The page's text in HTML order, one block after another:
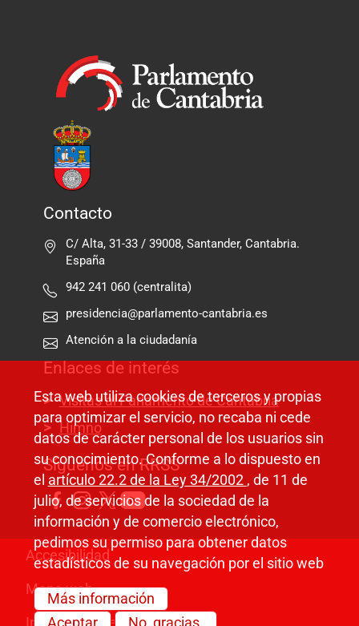
Contacto
C/ Alta, 31-33 / 39008, Santander, Cantabria.
España
942 241 060 (centralita)
presidencia@parlamento-cantabria.es
Atención a la ciudadanía
Enlaces de interés
Visitas al Parlamento de Cantabria
Himno
Síguenos en RRSS
Pie de página
Accesibilidad
Mapa web
Información legal
Esta web utiliza cookies de terceros y propias
para optimizar el servicio, no recaba ni cede
datos de carácter personal de los usuarios sin
su conocimiento. Conforme a lo dispuesto en
el artículo 22.2 de la Ley 34/2002 , de 11 de
julio, de servicios de la sociedad de la
información y de comercio electrónico,
pedimos su permiso para obtener datos
estadísticos de su navegación por el sitio web
Más información
Aceptar
No, gracias.